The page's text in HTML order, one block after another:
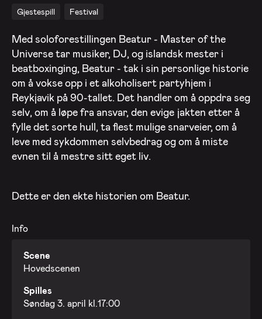
Gjestespill Festival
Med soloforestillingen Beatur - Master of the
Universe tar musiker, DJ, og islandsk mester i
beatboxinging, Beatur - tak i sin personlige historie
om å vokse opp i et alkoholisert partyhjem i
Reykjavik på 90-tallet. Det handler om å oppdra seg
selv, om å løpe fra ansvar, den evige jakten etter å
fylle det sorte hull, ta flest mulige snarveier, om å
leve med sykdommen selvbedrag og om å miste
evnen til å mestre sitt eget liv.
Dette er den ekte historien om Beatur.
Info
Scene
Hovedscenen
Spilles
Søndag 3. april kl.17:00